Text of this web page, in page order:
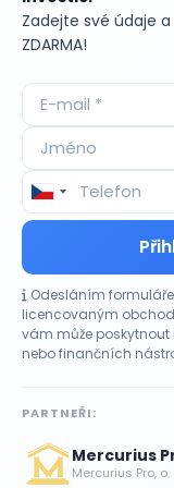
Zadejte své údaje
ZDARMA!
Odesláním
licencovaným
vám může
nebo finančních
PARTNEŘI:
Mercurius
Mercurius Pro, o.
7